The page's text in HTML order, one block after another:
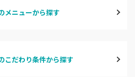
メニューから探す
こだわり条件から探す